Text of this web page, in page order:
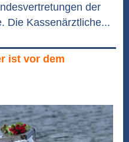
der
Die Kassenärztliche...
ist vor dem